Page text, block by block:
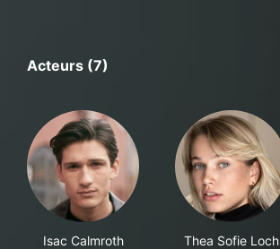
Acteurs (7)
Isac Calmroth
Thea Sofie Loch